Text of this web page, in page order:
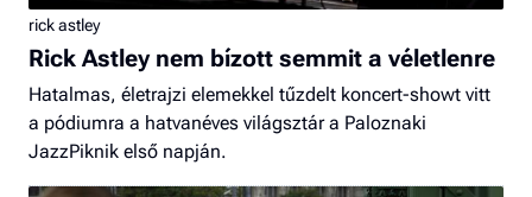
rick astley
Rick Astley nem bízott semmit a véletlenre
Hatalmas, életrajzi elemekkel tűzdelt koncert-showt vitt
a pódiumra a hatvanéves világsztár a Paloznaki
JazzPiknik első napján.